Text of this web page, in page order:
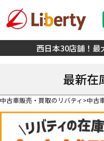
西日本30店舗！
最新在
中古車販売・買取のリバティ 中古